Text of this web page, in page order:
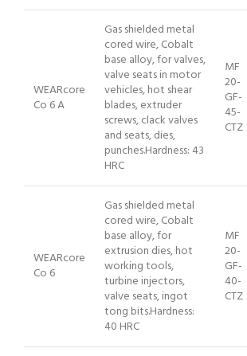
WEARcore
Co 6 A
Gas shielded metal
cored wire, Cobalt
base alloy, for valves,
valve seats in motor
vehicles, hot shear
blades, extruder
screws, clack valves
and seats, dies,
punches.Hardness: 43
HRC
MF
20-
GF-
45-
CTZ
WEARcore
Co 6
Gas shielded metal
cored wire, Cobalt
base alloy, for
extrusion dies, hot
working tools,
turbine injectors,
valve seats, ingot
tong bits.Hardness:
40 HRC
MF
20-
GF-
40-
CTZ